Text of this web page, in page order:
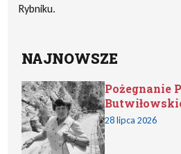
Rybniku.
NAJNOWSZE
Pożegnanie
28 lipca 2026